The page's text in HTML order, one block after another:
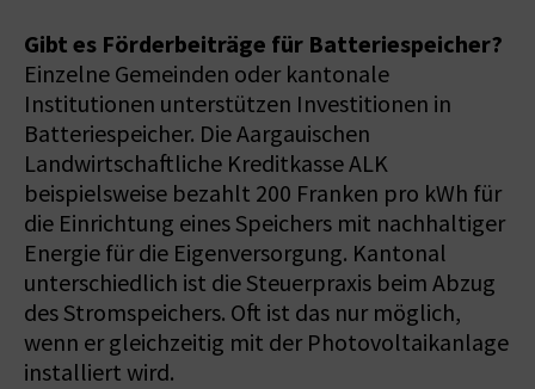
Gibt es Förderbeiträge für Batteriespeicher?
Einzelne Gemeinden oder kantonale
Institutionen unterstützen Investitionen in
Batteriespeicher. Die Aargauischen
Landwirtschaftliche Kreditkasse ALK
beispielsweise bezahlt 200 Franken pro kWh für
die Einrichtung eines Speichers mit nachhaltiger
Energie für die Eigenversorgung. Kantonal
unterschiedlich ist die Steuerpraxis beim Abzug
des Stromspeichers. Oft ist das nur möglich,
wenn er gleichzeitig mit der Photovoltaikanlage
installiert wird.